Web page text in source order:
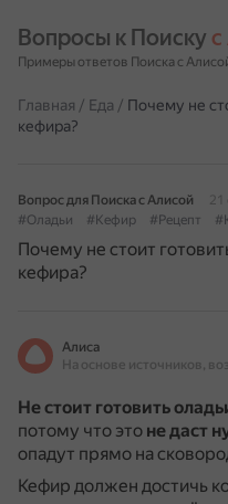
Вопросы к Поиску
Примеры ответов Поиска с
Главная / Еда / Почему не
кефира?
Вопрос для Поиска с Алисой
21
#Оладьи
#Кефир #Рецепт
Почему не стоит
кефира?
Алиса
Не стоит готовить
потому что это не даст
опадут прямо на
Кефир должен достичь